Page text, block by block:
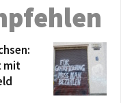
mit